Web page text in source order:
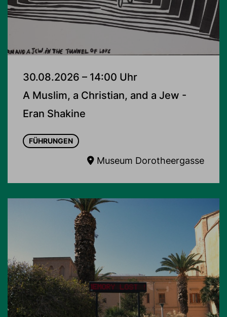
30.08.2026 – 14:00 Uhr
A Muslim, a Christian, and a Jew -
Eran Shakine
FÜHRUNGEN
Museum Dorotheergasse